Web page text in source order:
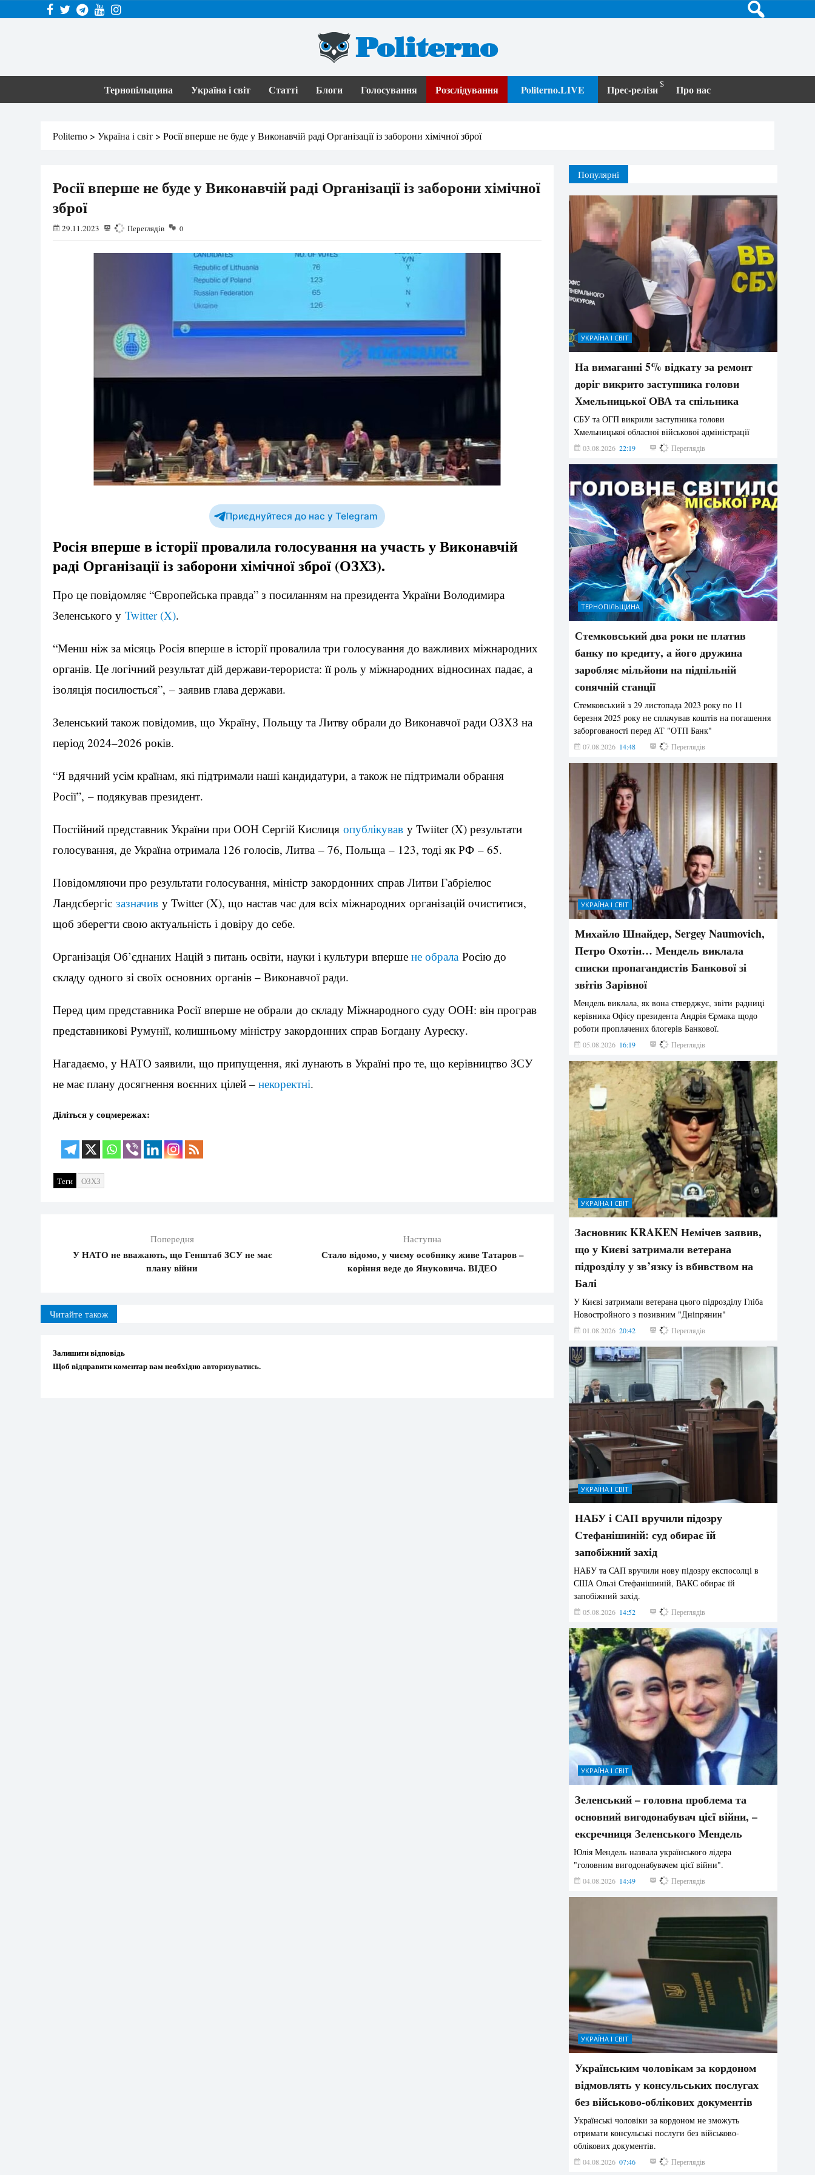
Politerno
Тернопільщина Україна і світ Статті Блоги Голосування Розслідування Politerno.LIVE Прес-релізи Про нас
Politerno > Україна і світ > Росії вперше не буде у Виконавчій раді Організації із заборони хімічної зброї
Росії вперше не буде у Виконавчій раді Організації із заборони хімічної
зброї
29.11.2023 741 Переглядів 0
Приєднуйтеся до нас у Telegram
Росія вперше в історії провалила голосування на участь у Виконавчій
раді Організації із заборони хімічної зброї (ОЗХЗ).
Про це повідомляє “Європейська правда” з посиланням на президента України Володимира
Зеленського у Twitter (X).
“Менш ніж за місяць Росія вперше в історії провалила три голосування до важливих міжнародних
органів. Це логічний результат дій держави-терориста: її роль у міжнародних відносинах падає, а
ізоляція посилюється”, – заявив глава держави.
Зеленський також повідомив, що Україну, Польщу та Литву обрали до Виконавчої ради ОЗХЗ на
період 2024–2026 років.
“Я вдячний усім країнам, які підтримали наші кандидатури, а також не підтримали обрання
Росії”, – подякував президент.
Постійний представник України при ООН Сергій Кислиця опублікував у Twiiter (X) результати
голосування, де Україна отримала 126 голосів, Литва – 76, Польща – 123, тоді як РФ – 65.
Повідомляючи про результати голосування, міністр закордонних справ Литви Габріелюс
Ландсбергіс зазначив у Twitter (X), що настав час для всіх міжнародних організацій очиститися,
щоб зберегти свою актуальність і довіру до себе.
Організація Об’єднаних Націй з питань освіти, науки і культури вперше не обрала Росію до
складу одного зі своїх основних органів – Виконавчої ради.
Перед цим представника Росії вперше не обрали до складу Міжнародного суду ООН: він програв
представникові Румунії, колишньому міністру закордонних справ Богдану Ауреску.
Нагадаємо, у НАТО заявили, що припущення, які лунають в Україні про те, що керівництво ЗСУ
не має плану досягнення воєнних цілей – некоректні.
Діліться у соцмережах:
Теги ОЗХЗ
Попередня
У НАТО не вважають, що Генштаб ЗСУ не має
плану війни
Наступна
Стало відомо, у чиєму особняку живе Татаров –
коріння веде до Януковича. ВІДЕО
Читайте також
Залишити відповідь
Щоб відправити коментар вам необхідно авторизуватись.
Популярні
УКРАЇНА І СВІТ
На вимаганні 5% відкату за ремонт
доріг викрито заступника голови
Хмельницької ОВА та спільника
СБУ та ОГП викрили заступника голови
Хмельницької обласної військової адміністрації
03.08.2026 22:19 870 Переглядів
ТЕРНОПІЛЬЩИНА
Стемковський два роки не платив
банку по кредиту, а його дружина
заробляє мільйони на підпільній
сонячній станції
Стемковський з 29 листопада 2023 року по 11
березня 2025 року не сплачував коштів на погашення
заборгованості перед АТ "ОТП Банк"
07.08.2026 14:48 321 Переглядів
УКРАЇНА І СВІТ
Михайло Шнайдер, Sergey Naumovich,
Петро Охотін… Мендель виклала
списки пропагандистів Банкової зі
звітів Зарівної
Мендель виклала, як вона стверджує, звіти радниці
керівника Офісу президента Андрія Єрмака щодо
роботи проплачених блогерів Банкової.
05.08.2026 16:19 223 Переглядів
УКРАЇНА І СВІТ
Засновник KRAKEN Немічев заявив,
що у Києві затримали ветерана
підрозділу у зв’язку із вбивством на
Балі
У Києві затримали ветерана цього підрозділу Гліба
Новостройного з позивним "Дніпрянин"
01.08.2026 20:42 193 Переглядів
УКРАЇНА І СВІТ
НАБУ і САП вручили підозру
Стефанішиній: суд обирає їй
запобіжний захід
НАБУ та САП вручили нову підозру експосолці в
США Ользі Стефанішиній, ВАКС обирає їй
запобіжний захід.
05.08.2026 14:52 158 Переглядів
УКРАЇНА І СВІТ
Зеленський – головна проблема та
основний вигодонабувач цієї війни, –
ексречниця Зеленського Мендель
Юлія Мендель назвала українського лідера
"головним вигодонабувачем цієї війни".
04.08.2026 14:49 155 Переглядів
УКРАЇНА І СВІТ
Українським чоловікам за кордоном
відмовлять у консульських послугах
без військово-облікових документів
Українські чоловіки за кордоном не зможуть
отримати консульські послуги без військово-
облікових документів.
04.08.2026 07:46 144 Переглядів